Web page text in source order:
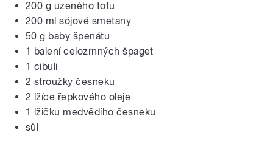
200 g uzeného tofu
200 ml sójové smetany
50 g baby špenátu
1 balení celozrnných špaget
1 cibuli
2 stroužky česneku
2 lžíce řepkového oleje
1 lžičku medvědího česneku
sůl